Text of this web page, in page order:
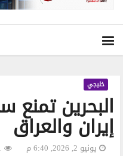
البحرين تمنع
إيران والعراق
خليجي
يونيو 2, 2026, 6:40 م